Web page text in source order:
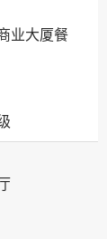
业大厦餐